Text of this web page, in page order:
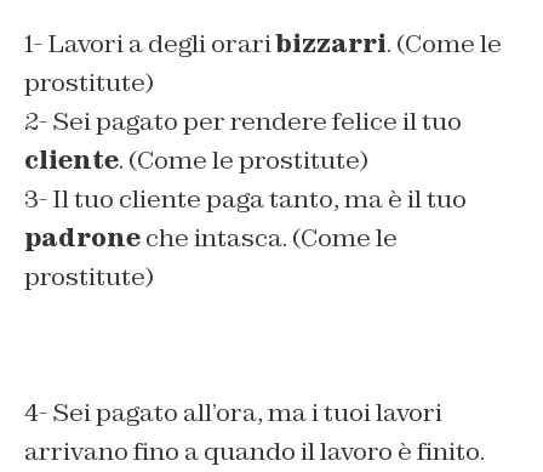
1- Lavori a degli oraribizzarri. (Come le
prostitute)
2- Sei pagato per rendere felice il tuo
cliente. (Come le prostitute)
3- Il tuo cliente paga tanto, ma è il tuo
padroneche intasca. (Come le
prostitute)
4- Sei pagato all’ora, ma i tuoi lavori
arrivano fino a quando il lavoro è finito.